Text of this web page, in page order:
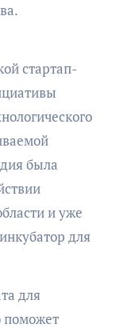
стартап-
была
и уже
для
для
поможет